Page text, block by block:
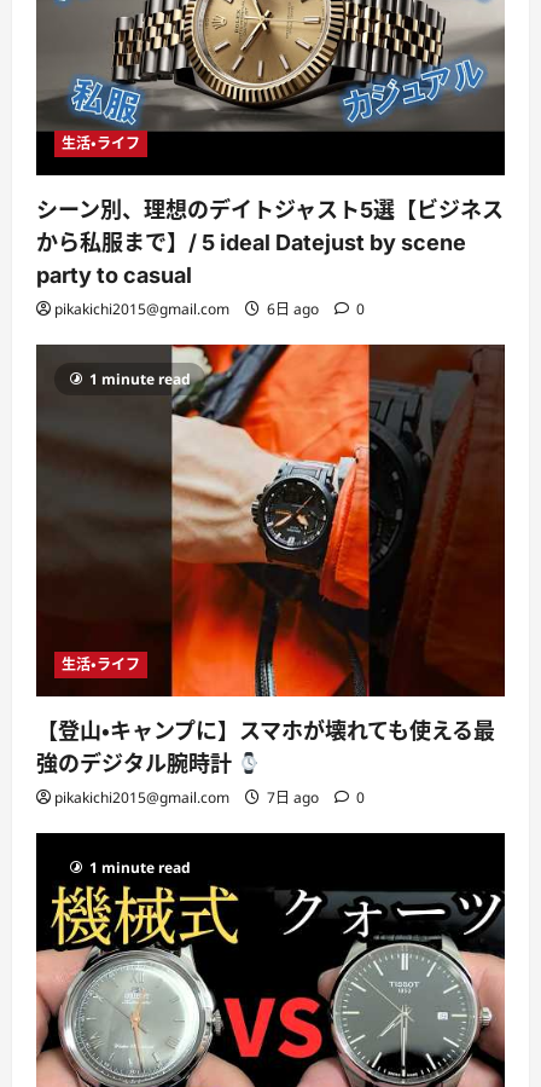
生活・ライフ
シーン別、理想のデイトジャスト5選【ビジネス
から私服まで】/ 5 ideal Datejust by scene
party to casual
pikakichi2015@gmail.com 6日 ago 0
1 minute read
生活・ライフ
【登山・キャンプに】スマホが壊れても使える最
強のデジタル腕時計
pikakichi2015@gmail.com 7日 ago 0
1 minute read